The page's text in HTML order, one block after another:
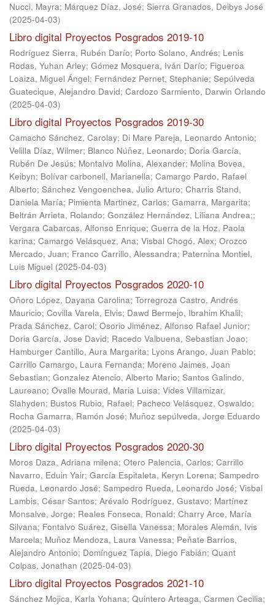
Nucci, Mayra; Márquez Díaz, José; Sierra Granados, Deibys José
(2025-04-03)
Libro digital Proyectos Posgrados 2019-10
Rodríguez Sierra, Rubén Darío; Porto Solano, Andrés; Lenis
Rodas, Yuhan Arley; Gómez Mosquera, Iván Darío; Figueroa
Loaiza, Miguel Ángel; Fernández Pernet, Stephanie; Sepúlveda
Guatecique, Alejandro David; Cardozo Sarmiento, Darwin Orlando
(2025-04-03)
Libro digital Proyectos Posgrados 2019-30
Camacho Sánchez, Carolay; Di Mare Pareja, Leonardo Antonio;
Velilla Díaz, Wilmer; Blanco Núñez, Leonardo; Doria García,
Rubén De Jesús; Montalvo Molina, Alexander; Molina Bovea,
Keibyn; Bolívar carbonell, Marianella; Camargo Pardo, Rafael
Alberto; Sánchez Vengoenchea, Julio Arturo; Charris Stand,
Daniela María; Pimienta Martinez, Carlos; Gamarra, Margarita;
Beltrán Arrieta, Rolando; González Hernández, Liliana Andrea;;
Vergara Cabarcas, Alfonso Enrique; Guerra de la Hoz, Paola
karina; Camargo Velásquez, Ana; Visbal Chogó, Alex; Orozco
Mercado, Juan; Franco Carrillo, Alessandra; Paternina Montiel,
Luis Miguel (2025-04-03)
Libro digital Proyectos Posgrados 2020-10
Oñoro López, Dayana Carolina; Torregroza Castro, Andrés
Mauricio; Covilla Varela, Elvis; Dawd Bermejo, Ibrahim Khalil;
Prada Sánchez, Carol; Osorio Jiménez, Alfonso Rafael Junior;
Doria García, Jose David; Racedo Valbuena, Sebastian Joao;
Hamburger Cantillo, Aura Margarita; Lyons Arango, Juan Pablo;
Carrillo Camargo, Laura Fernanda; Moreno Jaimes, Joan
Sebastian; Gonzalez Atencio, Alberto Mario; Santos Galindo,
Laureano; Ovalle Mourad, Maria Luisa; Vides Villamizar,
Slahyden; Bustos Rubio, Rafael; Pacheco Velásquez, Oswaldo;
Rocha Gamarra, Ramón José; Muñoz sepúlveda, Jorge Eduardo
(2025-04-03)
Libro digital Proyectos Posgrados 2020-30
Moros Daza, Adriana milena; Otero Palencia, Carlos; Carrillo
Navarro, Eduin Yair; García Espitaleta, Keryn Lorena; Sampedro
Rueda, Leonardo José; Sampedro Rueda, Leonardo José; Visbal
Lambis, César Santos; Arévalo Rodríguez, Gustavo; Martínez
Monsalve, Jorge; Reales Fonseca, Ronald; Charry Arce, María
Silvana; Fontalvo Suárez, Gisella Vanessa; Morales Alemán, Ivis
Marcela; Muñoz Mendoza, Laura Vanessa; Peñate Barrios,
Alejandro Antonio; Domínguez Tapia, Diego Fabián; Quant
Colpas, Jonathan (2025-04-03)
Libro digital Proyectos Posgrados 2021-10
Sánchez Mojica, Karla Yohana; Quintero Arteaga, Carmen Cecilia;